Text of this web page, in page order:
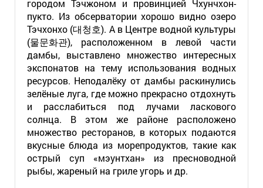
городом Тэчжоном и провинцией Чхунчхон-
пукто. Из обсерватории хорошо видно озеро
Тэчхонхо (대청호). А в Центре водной культуры
(물문화관), расположенном в левой части
дамбы, выставлено множество интересных
экспонатов на тему использования водных
ресурсов. Неподалёку от дамбы раскинулись
зелёные луга, где можно прекрасно отдохнуть
и расслабиться под лучами ласкового
солнца. В этом же районе расположено
множество ресторанов, в которых подаются
вкусные блюда из морепродуктов, такие как
острый суп «мэунтхан» из пресноводной
рыбы, жареный на гриле угорь и др.